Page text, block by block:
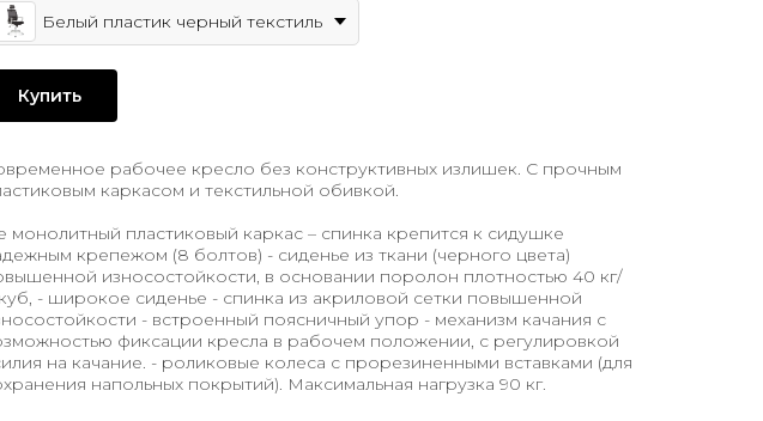
Белый пластик черный текстиль
Купить
рабочее кресло без конструктивных излишек. С прочным
каркасом и текстильной обивкой.
монолитный пластиковый каркас – спинка крепится к сидушке
крепежом (8 болтов) - сиденье из ткани (черного цвета)
износостойкости, в основании поролон плотностью 40 кг/
- широкое сиденье - спинка из акриловой сетки повышенной
- встроенный поясничный упор - механизм качания с
фиксации кресла в рабочем положении, с регулировкой
на качание. - роликовые колеса с прорезиненными вставками (для
напольных покрытий). Максимальная нагрузка 90 кг.